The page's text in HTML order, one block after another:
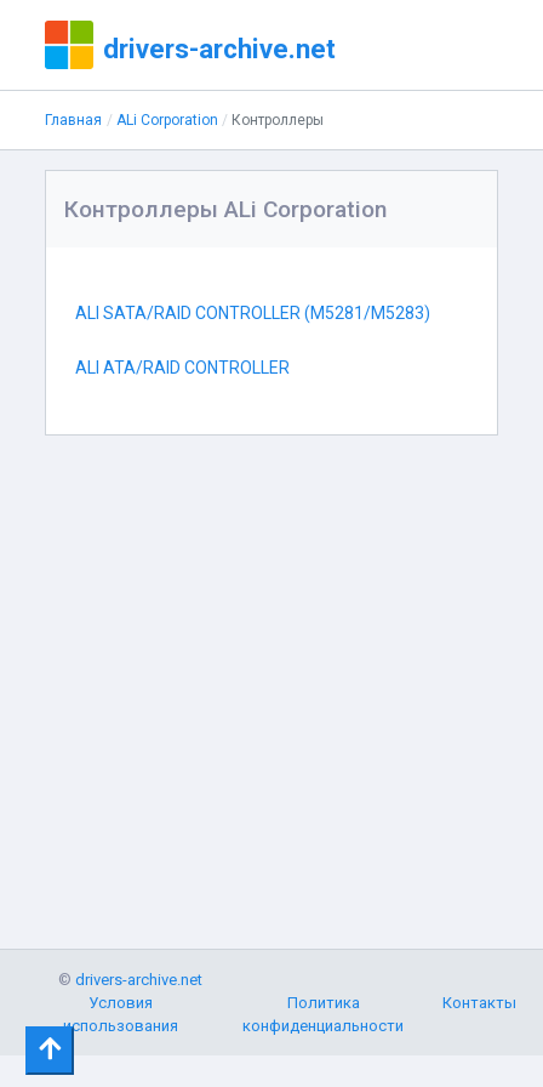
drivers-archive.net
Главная ALi Corporation Контроллеры
Контроллеры ALi Corporation
ALI SATA/RAID CONTROLLER (M5281/M5283)
ALI ATA/RAID CONTROLLER
©drivers-archive.net
Условия
использования
Политика
конфиденциальности
Контакты